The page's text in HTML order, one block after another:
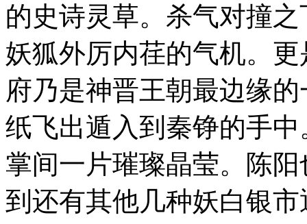
的史诗灵草。杀气对撞
妖狐外厉内荏的气机。
府乃是神晋王朝最边缘
纸飞出遁入到秦铮的手
掌间一片璀璨晶莹。陈
到还有其他几种妖白银